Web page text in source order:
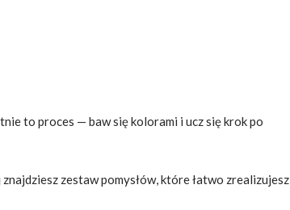
to proces — baw się kolorami i ucz się krok po
znajdziesz zestaw pomysłów, które łatwo zrealizujesz